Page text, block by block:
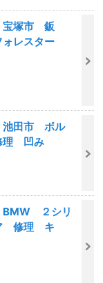
塚市 鈑
レスター
田市 ボル
凹み
２シリ
修理 キ